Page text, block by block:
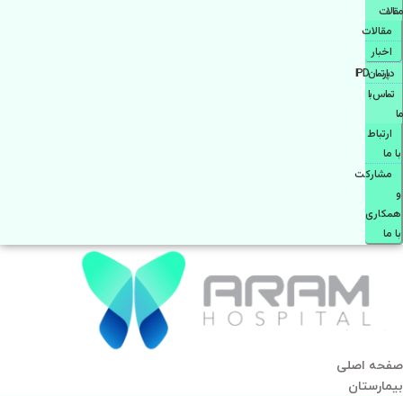
مقالات
مقالات
اخبار
دپارتمانIPD
تماس با
ما
ارتباط
با ما
مشاركت
و
همكاری
با ما
صفحه اصلی
بيمارستان